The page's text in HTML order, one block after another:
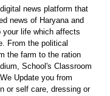
news platform that
news of Haryana and
your life which affects
From the political
the farm to the ration
School's Classroom
Update you from
or self care, dressing or